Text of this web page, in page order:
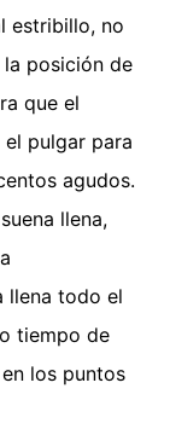
estribillo, no
posición de
que el
pulgar para
agudos.
llena,
llena todo el
tiempo de
los puntos